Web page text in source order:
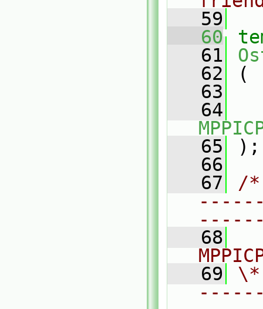
   59
   60
   61
   62
(
   63
   64
   65
);
   66
   67
/
   68
   69